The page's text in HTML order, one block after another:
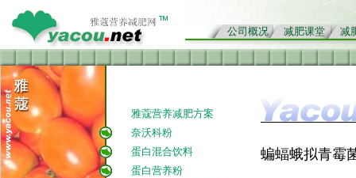
公司概况 减肥课堂 减
雅蔻营养减肥方案
奈沃科粉
蛋白混合饮料
蛋白营养粉
蝙蝠蛾拟青霉